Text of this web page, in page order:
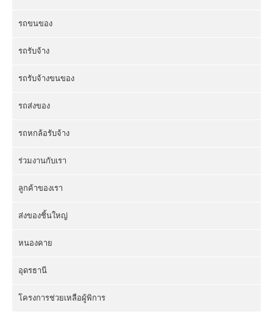
รถขนของ
รถรับจ้าง
รถรับจ้างขนของ
รถส่งของ
รถหกล้อรับจ้าง
ร่วมงานกับเรา
ลูกค้าของเรา
ส่งของชิ้นใหญ่
หนองคาย
อุดรธานี
โครงการช่วยเหลือผู้พิการ